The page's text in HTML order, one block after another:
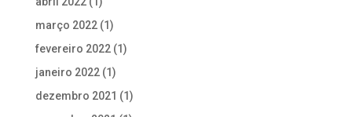
março 2022(1)
fevereiro 2022(1)
janeiro 2022(1)
dezembro 2021 (1)